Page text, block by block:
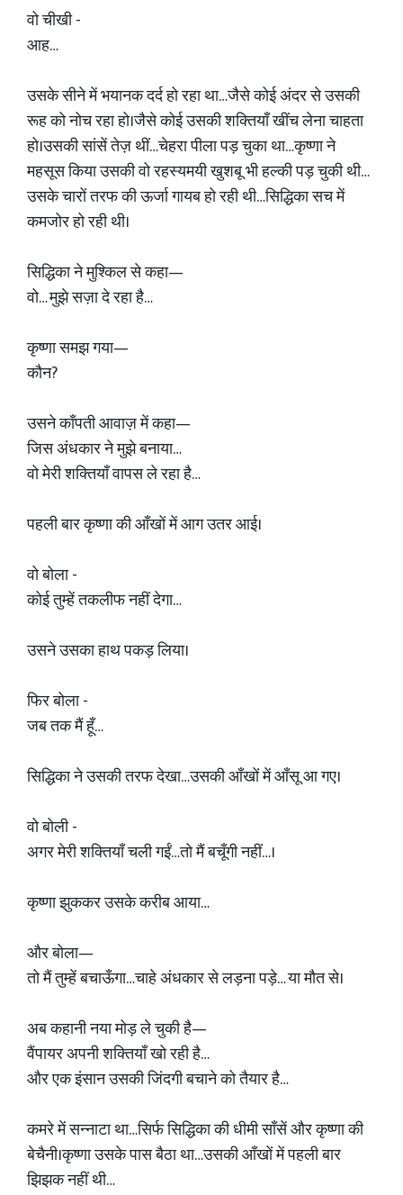
वो चीखी -
आह…
उसके सीने में भयानक दर्द हो रहा था…जैसे कोई अंदर से उसकी
रूह को नोच रहा हो।जैसे कोई उसकी शक्तियाँ खींच लेना चाहता
हो।उसकी सांसें तेज़ थीं…चेहरा पीला पड़ चुका था…कृष्णा ने
महसूस किया उसकी वो रहस्यमयी खुशबू भी हल्की पड़ चुकी थी…
उसके चारों तरफ की ऊर्जा गायब हो रही थी…सिद्धिका सच में
कमजोर हो रही थी।
सिद्धिका ने मुश्किल से कहा—
वो… मुझे सज़ा दे रहा है…
कृष्णा समझ गया—
कौन?
उसने काँपती आवाज़ में कहा—
जिस अंधकार ने मुझे बनाया…
वो मेरी शक्तियाँ वापस ले रहा है…
पहली बार कृष्णा की आँखों में आग उतर आई।
वो बोला -
कोई तुम्हें तकलीफ नहीं देगा…
उसने उसका हाथ पकड़ लिया।
फिर बोला -
जब तक मैं हूँ…
सिद्धिका ने उसकी तरफ देखा…उसकी आँखों में आँसू आ गए।
वो बोली -
अगर मेरी शक्तियाँ चली गईं…तो मैं बचूँगी नहीं…।
कृष्णा झुककर उसके करीब आया…
और बोला—
तो मैं तुम्हें बचाऊँगा…चाहे अंधकार से लड़ना पड़े… या मौत से।
अब कहानी नया मोड़ ले चुकी है—
वैंपायर अपनी शक्तियाँ खो रही है…
और एक इंसान उसकी जिंदगी बचाने को तैयार है…
कमरे में सन्नाटा था…सिर्फ सिद्धिका की धीमी साँसें और कृष्णा की
बेचैनी।कृष्णा उसके पास बैठा था…उसकी आँखों में पहली बार
झिझक नहीं थी…